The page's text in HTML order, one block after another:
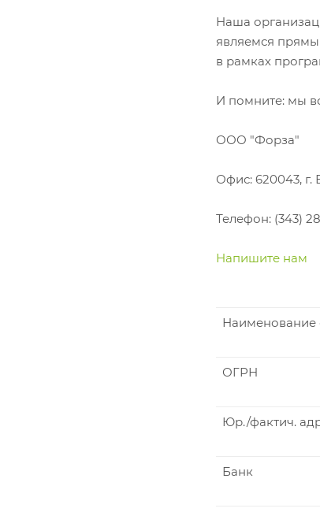
Наша
являемся
в рамках
И помните: мы
ООО "Форза"
Офис: 620043, г.
Телефон: (343)
Напишите нам
Наименование
ОГРН
Юр./фактич.
Банк